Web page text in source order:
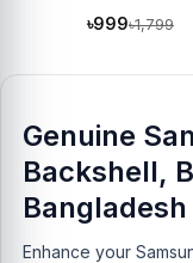
৳999৳1,799
Genuine
Backshell,
Bangladesh
Enhance your